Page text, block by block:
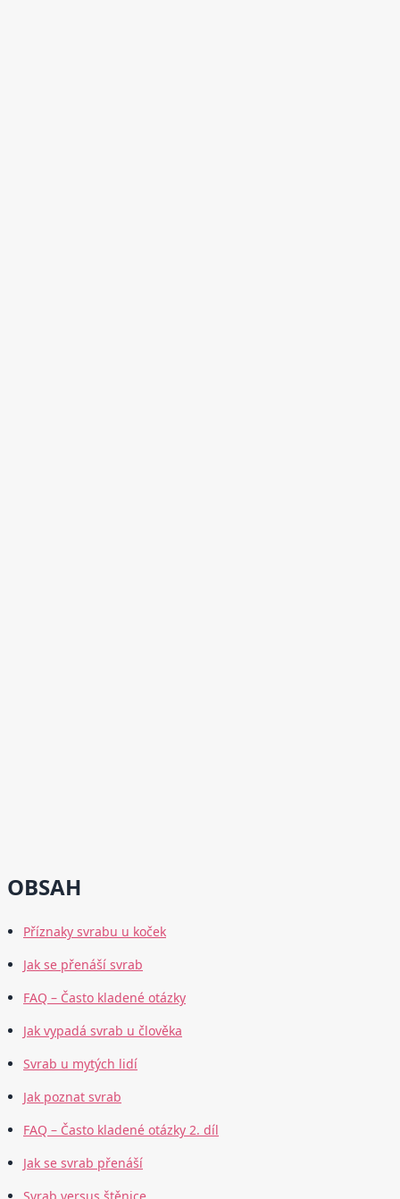
OBSAH
Příznaky svrabu u koček
Jak se přenáší svrab
FAQ – Často kladené otázky
Jak vypadá svrab u člověka
Svrab u mytých lidí
Jak poznat svrab
FAQ – Často kladené otázky 2. díl
Jak se svrab přenáší